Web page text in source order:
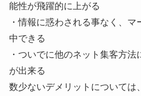
能性が飛躍的に上がる
・情報に惑わされる事なく、
中できる
・ついでに他のネット集客方
が出来る
数少ないデメリットについては